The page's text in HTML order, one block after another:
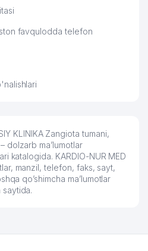
favqulodda telefon
KLINIKA Zangiota tumani,
dolzarb ma’lumotlar
katalogida. KARDIO-NUR MED
manzil, telefon, faks, sayt,
qo’shimcha ma’lumotlar